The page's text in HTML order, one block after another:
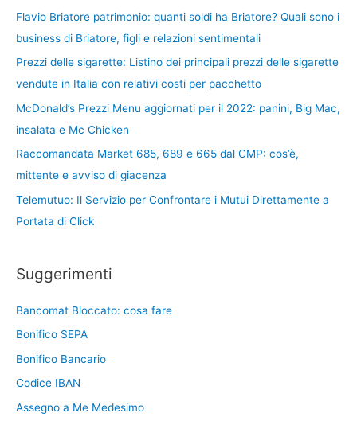
Flavio Briatore patrimonio: quanti soldi ha Briatore? Quali sono i
business di Briatore, figli e relazioni sentimentali
Prezzi delle sigarette: Listino dei principali prezzi delle sigarette
vendute in Italia con relativi costi per pacchetto
McDonald’s Prezzi Menu aggiornati per il 2022: panini, Big Mac,
insalata e Mc Chicken
Raccomandata Market 685, 689 e 665 dal CMP: cos’è,
mittente e avviso di giacenza
Telemutuo: Il Servizio per Confrontare i Mutui Direttamente a
Portata di Click
Suggerimenti
Bancomat Bloccato: cosa fare
Bonifico SEPA
Bonifico Bancario
Codice IBAN
Assegno a Me Medesimo